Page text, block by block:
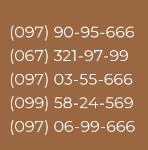
(097) 90-95-666
(067) 321-97-99
(097) 03-55-666
(099) 58-24-569
(097) 06-99-666